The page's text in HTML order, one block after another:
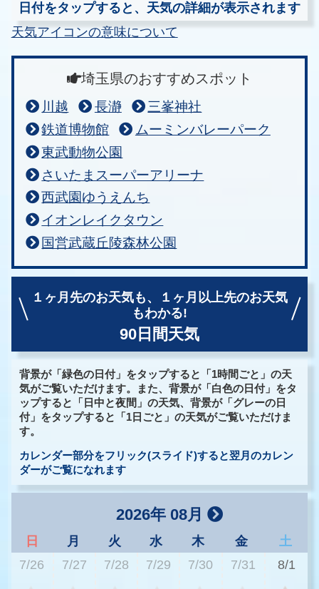
日付をタップすると、天気の詳細が表示されます
天気アイコンの意味について
埼玉県のおすすめスポット
川越 長瀞
三峯神社
鉄道博物館
ムーミンバレーパーク
東武動物公園
さいたまスーパーアリーナ
西武園ゆうえんち
イオンレイクタウン
国営武蔵丘陵森林公園
１ヶ月先のお天気も、
１ヶ月以上先のお天気
もわかる!
90日間天気
背景が「緑色の日付」をタップすると「1時間ごと」の天
気がご覧いただけます。また、背景が「白色の日付」をタ
ップすると「日中と夜間」の天気、背景が「グレーの日
付」をタップすると「1日ごと」の天気がご覧いただけま
す。
カレンダー部分をフリック(スライド)すると翌月のカレン
ダーがご覧になれます
2026年 08月
日 月 火 水 木 金
土
7/26
7/27 7/28 7/29 7/30 7/31 8/1